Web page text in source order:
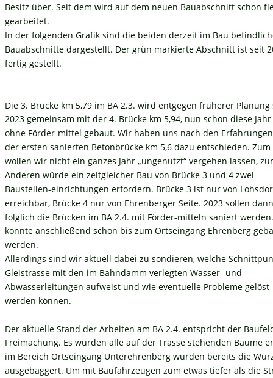
Besitz über. Seit dem wird auf dem neuen Bauabschnitt schon
gearbeitet.
In der folgenden Grafik sind die beiden derzeit im Bau
Bauabschnitte dargestellt. Der grün markierte Abschnitt ist seit
fertig gestellt.
Die 3. Brücke km 5,79 im BA 2.3. wird entgegen früherer
2023 gemeinsam mit der 4. Brücke km 5,94, nun schon diese
ohne Förder-mittel gebaut. Wir haben uns nach den
der ersten sanierten Betonbrücke km 5,6 dazu entschieden.
wollen wir nicht ein ganzes Jahr „ungenutzt“ vergehen lassen,
Anderen würde ein zeitgleicher Bau von Brücke 3 und 4 zwei
Baustellen-einrichtungen erfordern. Brücke 3 ist nur von
erreichbar, Brücke 4 nur von Ehrenberger Seite. 2023 sollen
folglich die Brücken im BA 2.4. mit Förder-mitteln saniert
könnte anschließend schon bis zum Ortseingang Ehrenberg
werden.
Allerdings sind wir aktuell dabei zu sondieren, welche
Gleistrasse mit den im Bahndamm verlegten Wasser- und
Abwasserleitungen aufweist und wie eventuelle Probleme gelöst
werden können.
Der aktuelle Stand der Arbeiten am BA 2.4. entspricht der
Freimachung. Es wurden alle auf der Trasse stehenden Bäume
im Bereich Ortseingang Unterehrenberg wurden bereits die
ausgebaggert. Um mit Baufahrzeugen zum etwas tiefer als die